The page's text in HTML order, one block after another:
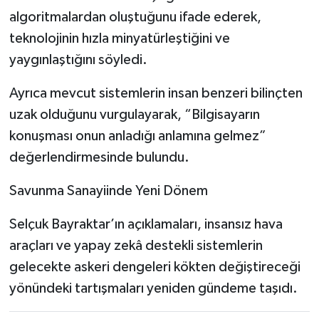
algoritmalardan oluştuğunu ifade ederek,
teknolojinin hızla minyatürleştiğini ve
yaygınlaştığını söyledi.
Ayrıca mevcut sistemlerin insan benzeri bilinçten
uzak olduğunu vurgulayarak, “Bilgisayarın
konuşması onun anladığı anlamına gelmez”
değerlendirmesinde bulundu.
Savunma Sanayiinde Yeni Dönem
Selçuk Bayraktar’ın açıklamaları, insansız hava
araçları ve yapay zekâ destekli sistemlerin
gelecekte askeri dengeleri kökten değiştireceği
yönündeki tartışmaları yeniden gündeme taşıdı.